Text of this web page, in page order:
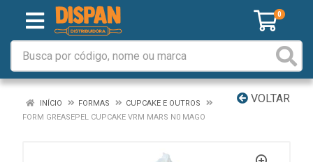
0
VOLTAR
INÍCIO FORMAS
CUPCAKE E OUTROS
FORM GREASEPEL CUPCAKE VRM MARS N0 MAGO